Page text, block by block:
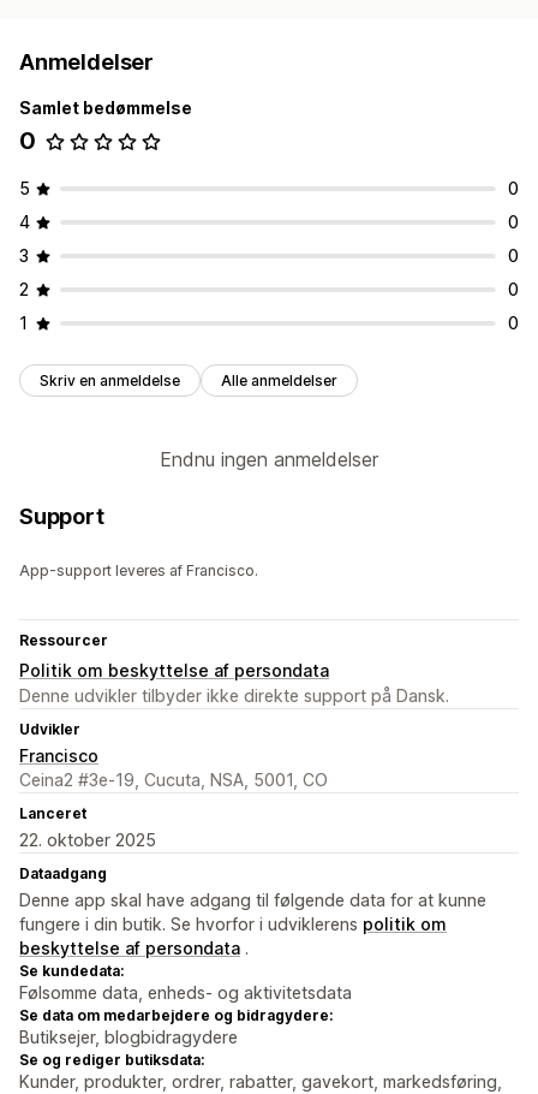
Anmeldelser
Samlet bedømmelse
0
5
0
4
0
3
0
2
0
1
0
Skriv en anmeldelse Alle anmeldelser
Endnu ingen anmeldelser
Support
App-support leveres af Francisco.
Ressourcer
Politik om beskyttelse af persondata
Denne udvikler tilbyder ikke direkte support på Dansk.
Udvikler
Francisco
Ceina2 #3e-19, Cucuta, NSA, 5001, CO
Lanceret
22. oktober 2025
Dataadgang
Denne app skal have adgang til følgende data for at kunne
fungere i din butik. Se hvorfor i udviklerens politik om
beskyttelse af persondata .
Se kundedata:
Følsomme data, enheds- og aktivitetsdata
Se data om medarbejdere og bidragydere:
Butiksejer, blogbidragydere
Se og rediger butiksdata:
Kunder, produkter, ordrer, rabatter, gavekort, markedsføring,